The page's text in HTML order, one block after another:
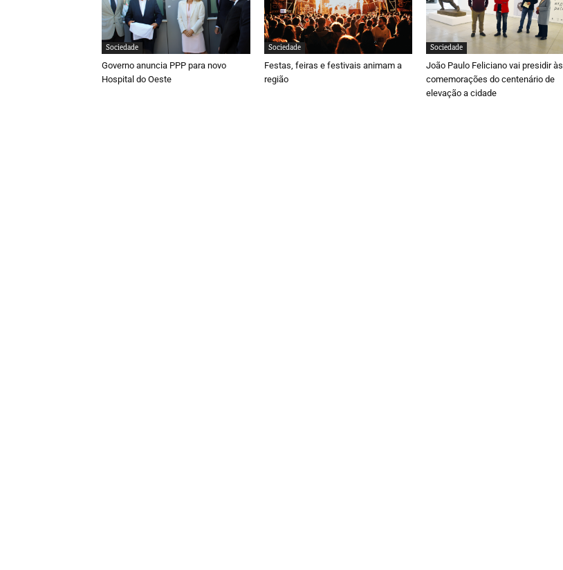
Sociedade
Governo anuncia PPP para novo
Hospital do Oeste
Sociedade
Festas, feiras e festivais animam a
região
Sociedade
João Paulo Feliciano vai presidir às
comemorações do centenário de
elevação a cidade